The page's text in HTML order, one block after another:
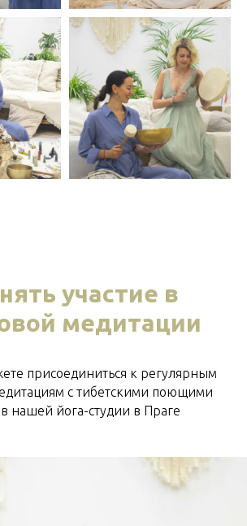
участие в
медитации
присоединиться к регулярным
с тибетскими поющими
нашей йога-студии в Праге